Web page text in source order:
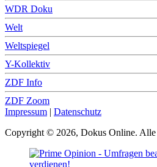
WDR Doku
Welt
Weltspiegel
Y-Kollektiv
ZDF Info
ZDF Zoom
Impressum | Datenschutz
Copyright © 2026, Dokus Online. Alle